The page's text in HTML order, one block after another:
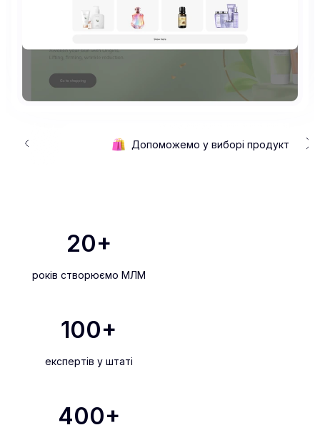
Допоможемо у виборі продукту
20+
років створюємо МЛМ
100+
експертів у штаті
400+